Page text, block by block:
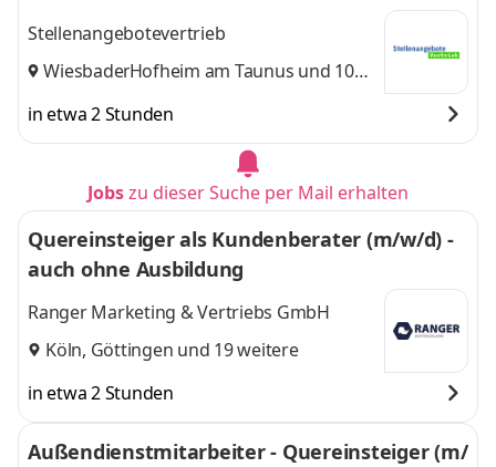
Stellenangebotevertrieb
Wiesbaden,
Hofheim am Taunus und 10
in etwa 2 Stunden
Jobszu dieser Suche per Mail erhalten
Quereinsteiger als Kundenberater (m/w/d) -
auch ohne Ausbildung
Ranger Marketing & Vertriebs GmbH
Köln, Göttingen und 19 weitere
in etwa 2 Stunden
Außendienstmitarbeiter - Quereinsteiger (m/